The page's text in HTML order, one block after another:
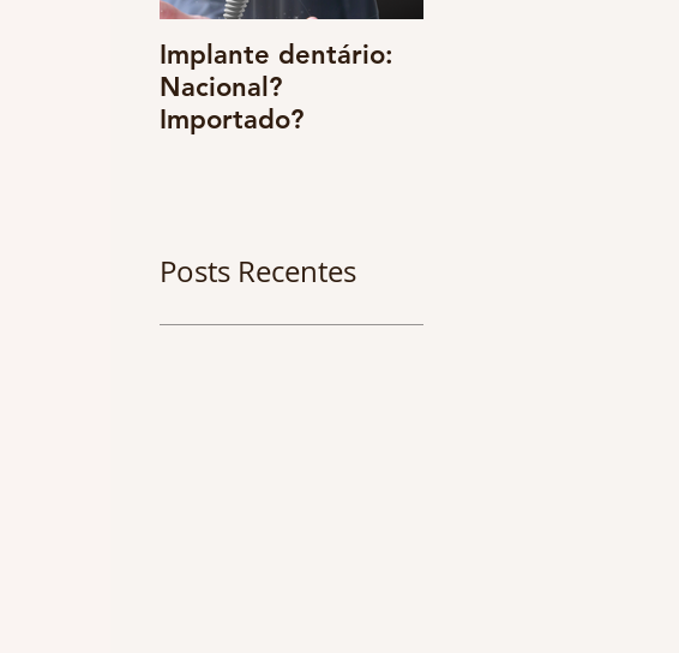
Implante dentário:
Nacional?
Importado?
Posts Recentes